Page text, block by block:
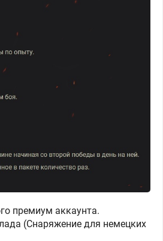
премиум аккаунта.
(Снаряжение для немецких